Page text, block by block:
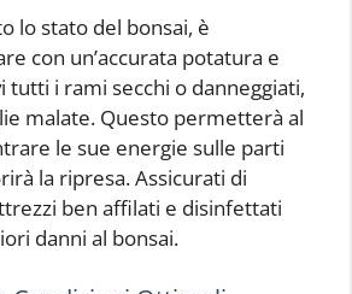
lo stato del bonsai, è
con un’accurata potatura e
tutti i rami secchi o danneggiati,
malate. Questo permetterà al
le sue energie sulle parti
la ripresa. Assicurati di
ben affilati e disinfettati
danni al bonsai.